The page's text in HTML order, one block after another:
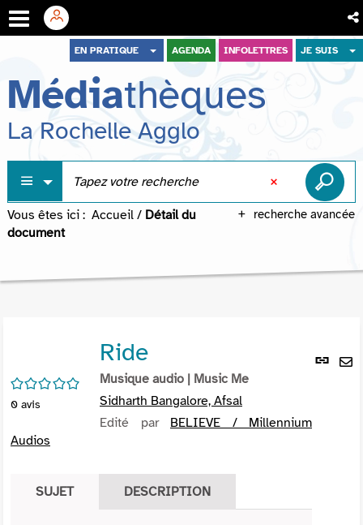
menu
contenu
recherche
EN PRATIQUE AGENDA INFOLETTRES JE SUIS
Médiathèques
La Rochelle Agglo
recherche avancée
Vous êtes ici : Accueil / Détail du
document
Lien
/5
0 avis
Ride
Musique audio | Music Me
Sidharth Bangalore, Afsal
Edité par BELIEVE / Millennium
Audios
SUJET DESCRIPTION